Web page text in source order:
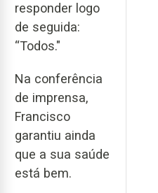
responder logo
de seguida:
“Todos."
Na conferência
de imprensa,
Francisco
garantiu ainda
que a sua saúde
está bem.